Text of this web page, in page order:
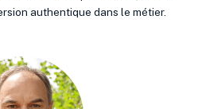
authentique dans le métier.